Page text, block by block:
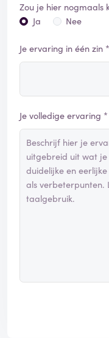
Zou je hier nogmaals
Ja
Nee
Je ervaring in één zin *
Je volledige ervaring *